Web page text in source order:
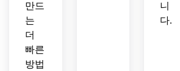
만드
는
더
빠른
방법
니
다.